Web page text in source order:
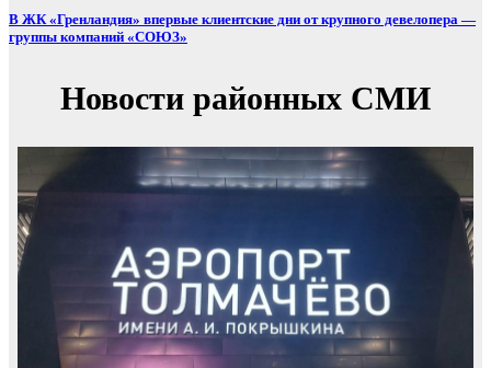
В ЖК «Гренландия» впервые клиентские дни от крупного девелопера —
группы компаний «СОЮЗ»